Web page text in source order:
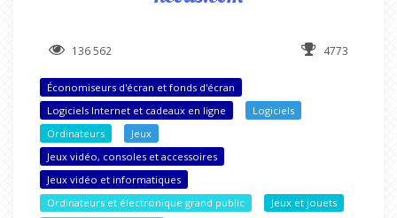
136 562 4773
Économiseurs d'écran et fonds d'écran
Logiciels Internet et cadeaux en ligne
Logiciels
Ordinateurs
Jeux
Jeux vidéo, consoles et accessoires
Jeux vidéo et informatiques
Ordinateurs et électronique grand public
Jeux et jouets